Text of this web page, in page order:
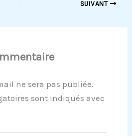
SUIVANT
ne sera pas publiée.
sont indiqués avec